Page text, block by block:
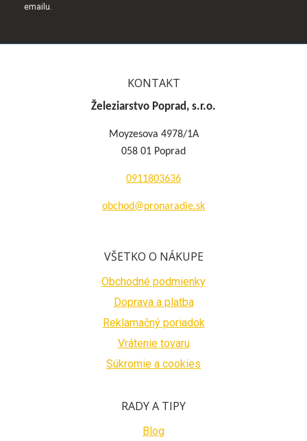
emailu.
KONTAKT
Železiarstvo Poprad, s.r.o.
Moyzesova 4978/1A
058 01 Poprad
0911803636
obchod@pronaradie.sk
VŠETKO O NÁKUPE
Obchodné podmienky
Doprava a platba
Reklamačný poriadok
Vrátenie tovaru
Súkromie a cookies
RADY A TIPY
Blog